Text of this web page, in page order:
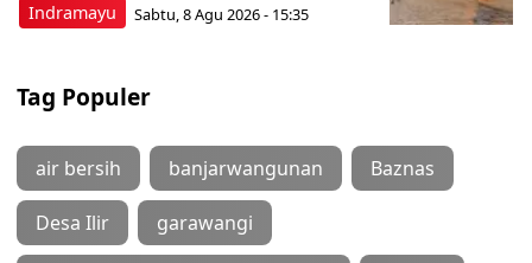
Indramayu Sabtu, 8 Agu 2026 - 15:35
Tag Populer
air bersih banjarwangunan Baznas
Desa Ilir garawangi